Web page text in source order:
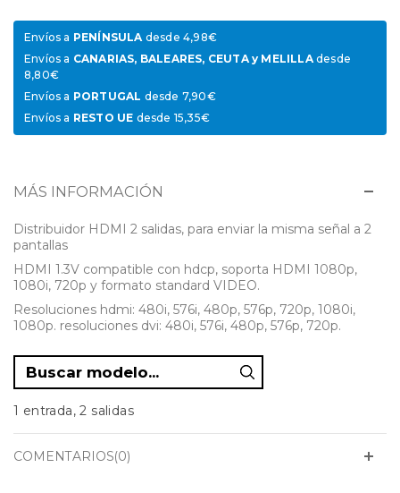
Envíos a PENÍNSULAdesde 4,98€
Envíos a CANARIAS, BALEARES, CEUTA y MELILLAdesde
8,80€
Envíos a PORTUGAL desde 7,90€
Envíos a RESTO UE desde 15,35€
MÁS INFORMACIÓN
Distribuidor HDMI 2 salidas, para enviar la misma señal a 2
pantallas
HDMI 1.3V compatible con hdcp, soporta HDMI 1080p,
1080i, 720p y formato standard VIDEO.
Resoluciones hdmi: 480i, 576i, 480p, 576p, 720p, 1080i,
1080p. resoluciones dvi: 480i, 576i, 480p, 576p, 720p.
1 entrada, 2 salidas
COMENTARIOS(0)